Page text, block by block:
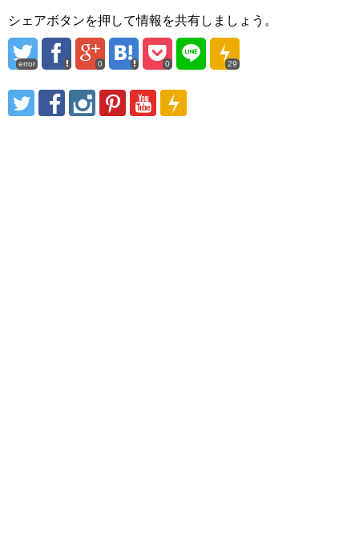
シェアボタンを押して情報を共有しましょう。
error 0 0 29